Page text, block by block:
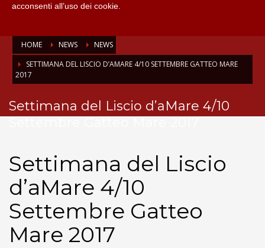
HOME NEWS
NEWS
SETTIMANA DEL LISCIO D’AMARE 4/10 SETTEMBRE GATTEO MARE
2017
Settimana del Liscio d’aMare 4/10
Settimana del Liscio
d’aMare 4/10
Settembre Gatteo
Mare 2017
acconsenti all’uso dei cookie.